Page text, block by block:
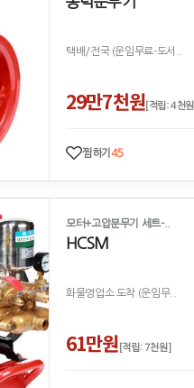
택배/전국 (운임무료-도서..
29만7천원[적립: 4천원]
찜하기 45
모터+고압분무기 세트-..
HCSM
화물영업소 도착 (운임무..
61만원 [적립: 7천원]